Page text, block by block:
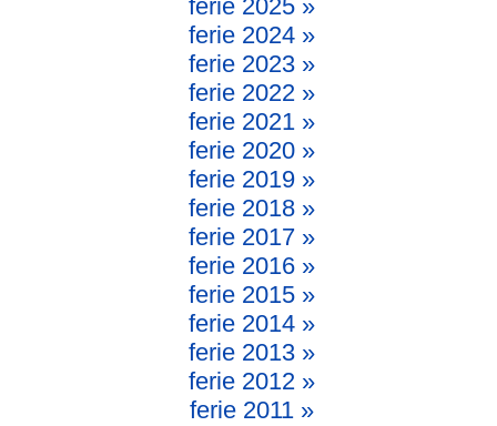
ferie 2025 »
ferie 2024 »
ferie 2023 »
ferie 2022 »
ferie 2021 »
ferie 2020 »
ferie 2019 »
ferie 2018 »
ferie 2017 »
ferie 2016 »
ferie 2015 »
ferie 2014 »
ferie 2013 »
ferie 2012 »
ferie 2011 »